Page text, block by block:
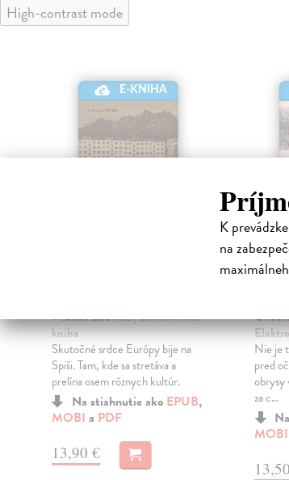
K
na
High-contrast mode
E-KNIHA
Włodek Ludwika| Elektronická
kniha
Skutočné srdce Európy bije na
Spiši. Tam, kde sa stretáva a
prelína osem rôznych kultúr.
Na stiahnutie ako EPUB,
MOBI a PDF
13,90 €
Nie je
pred
obrysy
za c...
MOBI